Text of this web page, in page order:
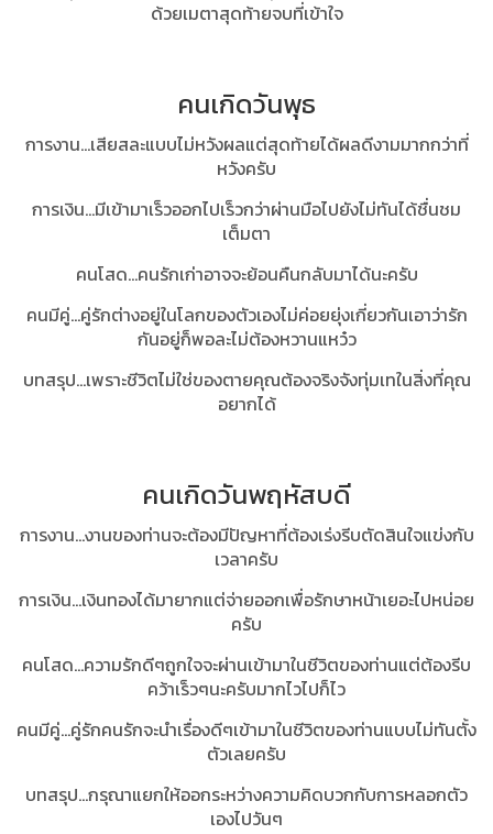
ด้วยเมตาสุดท้ายจบที่เข้าใจ
คนเกิดวันพุธ
การงาน...เสียสละแบบไม่หวังผลแต่สุดท้ายได้ผลดีงามมากกว่าที่
หวังครับ
การเงิน...มีเข้ามาเร็วออกไปเร็วกว่าผ่านมือไปยังไม่ทันได้ชื่นชม
เต็มตา
คนโสด...คนรักเก่าอาจจะย้อนคืนกลับมาได้นะครับ
คนมีคู่...คู่รักต่างอยู่ในโลกของตัวเองไม่ค่อยยุ่งเกี่ยวกันเอาว่ารัก
กันอยู่ก็พอละไม่ต้องหวานแหว๋ว
บทสรุป...เพราะชีวิตไม่ใช่ของตายคุณต้องจริงจังทุ่มเทในสิ่งที่คุณ
อยากได้
คนเกิดวันพฤหัสบดี
การงาน...งานของท่านจะต้องมีปัญหาที่ต้องเร่งรีบตัดสินใจแข่งกับ
เวลาครับ
การเงิน...เงินทองได้มายากแต่จ่ายออกเพื่อรักษาหน้าเยอะไปหน่อย
ครับ
คนโสด...ความรักดีๆถูกใจจะผ่านเข้ามาในชีวิตของท่านแต่ต้องรีบ
คว้าเร็วๆนะครับมากไวไปก็ไว
คนมีคู่...คู่รักคนรักจะนำเรื่องดีๆเข้ามาในชีวิตของท่านแบบไม่ทันตั้ง
ตัวเลยครับ
บทสรุป...กรุณาแยกให้ออกระหว่างความคิดบวกกับการหลอกตัว
เองไปวันๆ